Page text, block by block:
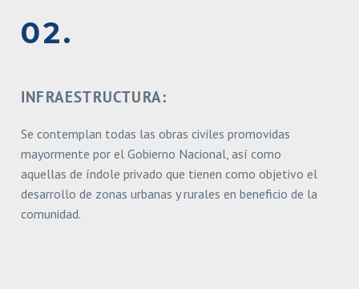
02.
INFRAESTRUCTURA:
Se contemplan todas las obras civiles promovidas
mayormente por el Gobierno Nacional, así como
aquellas de índole privado que tienen como objetivo el
desarrollo de zonas urbanas y rurales en beneficio de la
comunidad.